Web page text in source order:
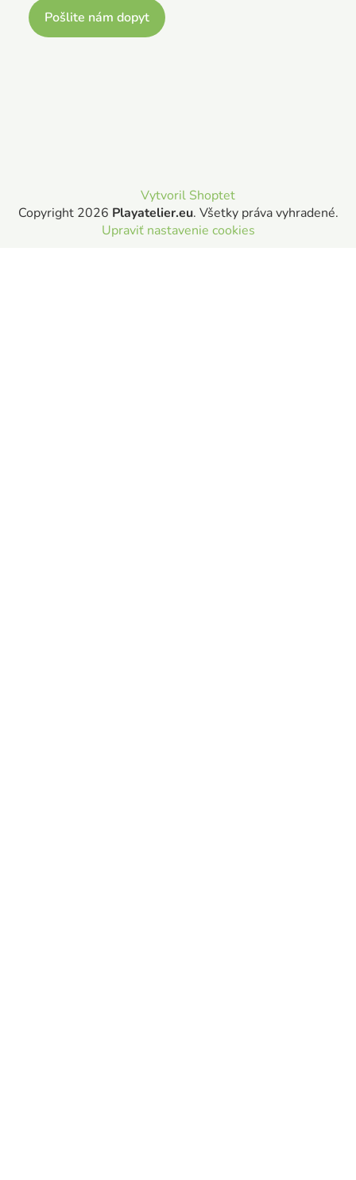
Pošlite nám dopyt
Vytvoril Shoptet
Copyright 2026 Playatelier.eu. Všetky práva vyhradené.
Upraviť nastavenie cookies